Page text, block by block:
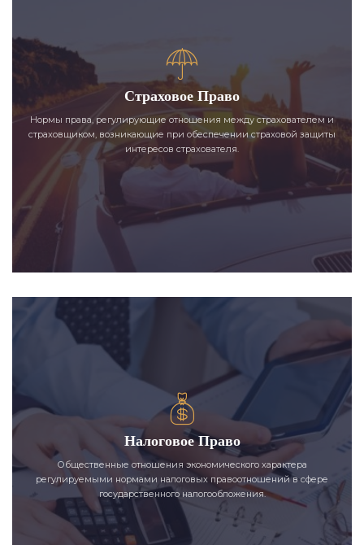
Страховое Право
Нормы права, регулирующие отношения между страхователем и
страховщиком, возникающие при обеспечении страховой защиты
интересов страхователя.
Налоговое Право
Общественные отношения экономического характера
регулируемыми нормами налоговых правоотношений в сфере
государственного налогообложения.